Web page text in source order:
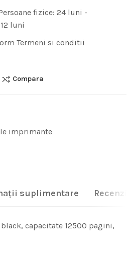
fizice: 24 luni -
luni
Termeni si conditii
Compara
imprimante
suplimentare Recenzii
black, capacitate 12500 pagini,